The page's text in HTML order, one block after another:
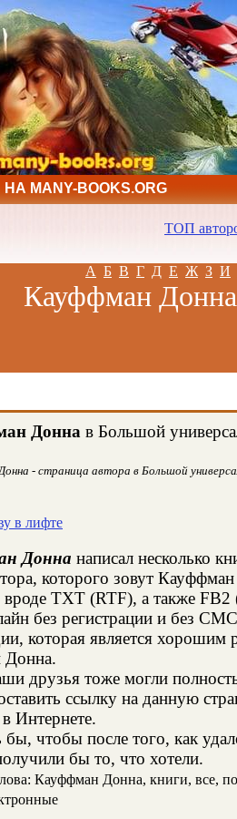
MANY-BOOKS.ORG
ТОП
А Б В Г Д Е Ж З И
Кауффман Донна
Донна в Большой
- страница автора в Большой
в лифте
Донна написал несколько
которого зовут
TXT (RTF), а также
без регистрации и без
которая является
друзья тоже могли
ссылку на данную
Интернете.
бы, чтобы после того, как
бы то, что хотели.
Кауффман Донна, книги, все,